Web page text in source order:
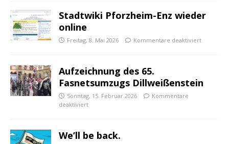
Stadtwiki Pforzheim-Enz wieder
online
Freitag, 8. Mai 2026 Kommentare deaktiviert
Aufzeichnung des 65.
Fasnetsumzugs Dillweißenstein
Sonntag, 15. Februar 2026
Kommentare
deaktiviert
We’ll be back.